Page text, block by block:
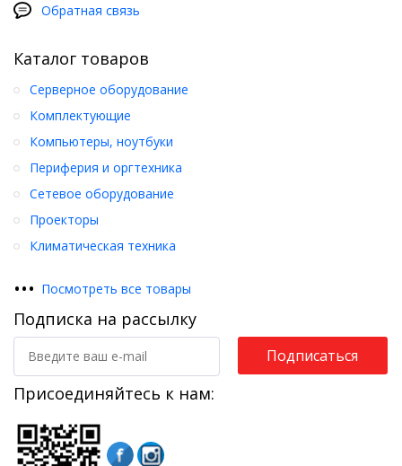
Обратная связь
Каталог товаров
Серверное оборудование
Комплектующие
Компьютеры, ноутбуки
Периферия и оргтехника
Сетевое оборудование
Проекторы
Климатическая техника
••• Посмотреть все товары
Подписка на рассылку
Подписаться
Присоединяйтесь к нам: